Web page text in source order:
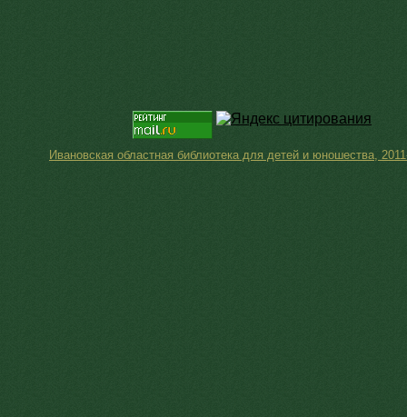
Ивановская областная библиотека для детей и юношества,